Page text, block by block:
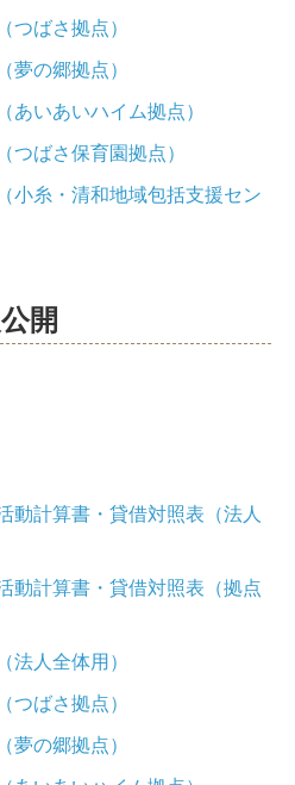
つばさ拠点）
夢の郷拠点）
あいあいハイム拠点）
つばさ保育園拠点）
小糸・清和地域包括支援セン
開
動計算書・貸借対照表（法人
動計算書・貸借対照表（拠点
法人全体用）
つばさ拠点）
夢の郷拠点）